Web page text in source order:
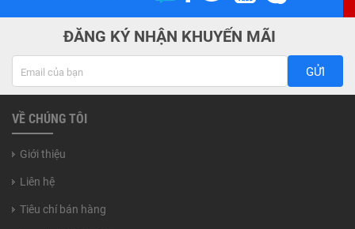
ĐĂNG KÝ NHẬN KHUYẾN MÃI
GỬI
VỀ CHÚNG TÔI
Giới thiệu
Liên hệ
Tiêu chí bán hàng